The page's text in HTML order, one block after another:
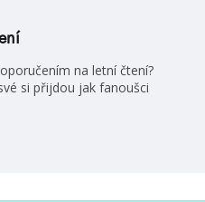
na letní čtení?
si přijdou jak fanoušci